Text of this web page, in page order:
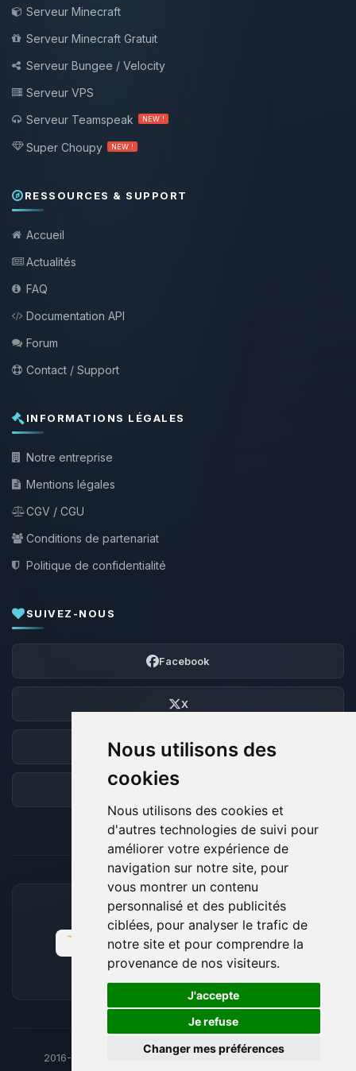
Nous utilisons des
cookies
Nous utilisons des cookies et
d'autres technologies de suivi pour
améliorer votre expérience de
navigation sur notre site, pour
vous montrer un contenu
personnalisé et des publicités
ciblées, pour analyser le trafic de
notre site et pour comprendre la
provenance de nos visiteurs.
J'accepte
Je refuse
Changer mes préférences
Serveur Minecraft
Serveur Minecraft Gratuit
Serveur Bungee / Velocity
Serveur VPS
Serveur Teamspeak
NEW !
Super Choupy NEW !
RESSOURCES & SUPPORT
Accueil
Actualités
FAQ
Documentation API
Forum
Contact / Support
INFORMATIONS LÉGALES
Notre entreprise
Mentions légales
CGV / CGU
Conditions de partenariat
Politique de confidentialité
SUIVEZ-NOUS
Facebook
X
Discord
Forum
MOYENS DE PAIEMENT ACCEPTÉS
2016-26 © BoxToPlay - ByteLogic tous droits réservés
🍪